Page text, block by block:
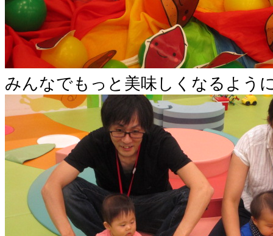
みんなでもっと美味しくなるよう